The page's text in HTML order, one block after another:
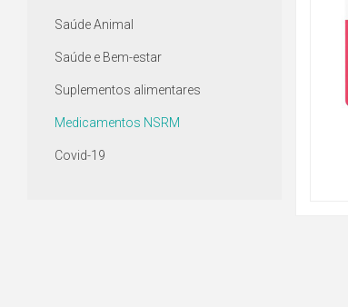
Saúde Animal
Saúde e Bem-estar
Suplementos alimentares
Medicamentos NSRM
Covid-19